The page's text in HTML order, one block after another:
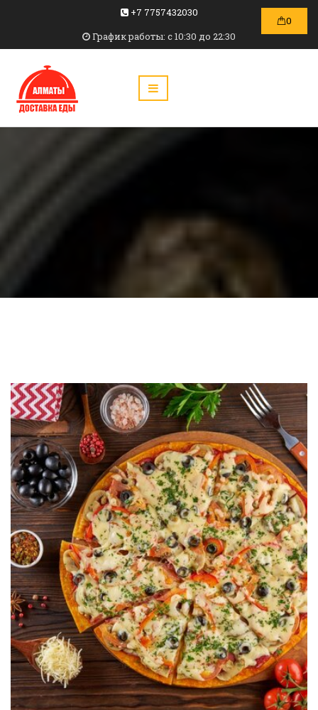
+7 7757432030
График работы: c 10:30 до 22:30
0